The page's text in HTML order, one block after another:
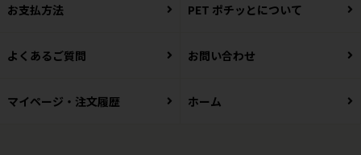
お支払方法 PET ポチッとについて
よくあるご質問 お問い合わせ
マイページ・注文履歴 ホーム